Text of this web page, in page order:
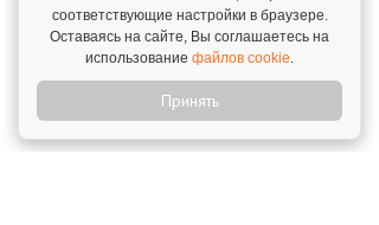
"Это будет бомба",— обещает Евгений Бутман.
В его арсенале есть еще две концепции,
однако подробности этих проектов Бутман не
раскрывает.
соответствующие настройки в браузере.
Оставаясь на сайте, Вы соглашаетесь на
использование файлов cookie.
Принять